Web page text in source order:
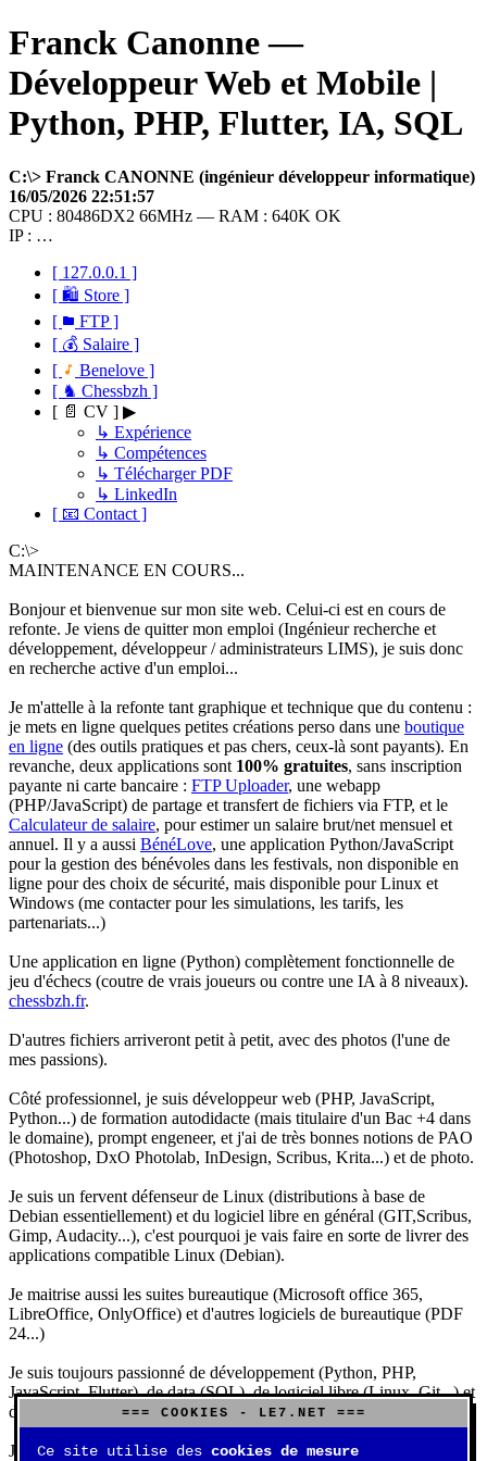
Franck Canonne —
Développeur Web et Mobile |
Python, PHP, Flutter, IA, SQL
C:\> Franck CANONNE (ingénieur développeur informatique)
16/05/2026 22:51:57
CPU : 80486DX2 66MHz — RAM : 640K OK
IP : …
[ 127.0.0.1 ]
[ 🛍 Store ]
[
FTP ]
[ 💰 Salaire ]
[
Benelove ]
[ ♞ Chessbzh ]
[ 📄 CV ] ▶
↳ Expérience
↳ Compétences
↳ Télécharger PDF
↳ LinkedIn
[ 📧 Contact ]
C:\>
MAINTENANCE EN COURS...
Bonjour et bienvenue sur mon site web. Celui-ci est en cours de
refonte. Je viens de quitter mon emploi (Ingénieur recherche et
développement, développeur / administrateurs LIMS), je suis donc
en recherche active d'un emploi...
Je m'attelle à la refonte tant graphique et technique que du contenu :
je mets en ligne quelques petites créations perso dans une boutique
en ligne (des outils pratiques et pas chers, ceux-là sont payants). En
revanche, deux applications sont 100% gratuites, sans inscription
payante ni carte bancaire : FTP Uploader, une webapp
(PHP/JavaScript) de partage et transfert de fichiers via FTP, et le
Calculateur de salaire, pour estimer un salaire brut/net mensuel et
annuel. Il y a aussi BénéLove, une application Python/JavaScript
pour la gestion des bénévoles dans les festivals, non disponible en
ligne pour des choix de sécurité, mais disponible pour Linux et
Windows (me contacter pour les simulations, les tarifs, les
partenariats...)
Une application en ligne (Python) complètement fonctionnelle de
jeu d'échecs (coutre de vrais joueurs ou contre une IA à 8 niveaux).
chessbzh.fr.
D'autres fichiers arriveront petit à petit, avec des photos (l'une de
mes passions).
Côté professionnel, je suis développeur web (PHP, JavaScript,
Python...) de formation autodidacte (mais titulaire d'un Bac +4 dans
le domaine), prompt engeneer, et j'ai de très bonnes notions de PAO
(Photoshop, DxO Photolab, InDesign, Scribus, Krita...) et de photo.
Je suis un fervent défenseur de Linux (distributions à base de
Debian essentiellement) et du logiciel libre en général (GIT,Scribus,
Gimp, Audacity...), c'est pourquoi je vais faire en sorte de livrer des
applications compatible Linux (Debian).
Je maitrise aussi les suites bureautique (Microsoft office 365,
LibreOffice, OnlyOffice) et d'autres logiciels de bureautique (PDF
24...)
Je suis toujours passionné de développement (Python, PHP,
JavaScript, Flutter), de data (SQL), de logiciel libre (Linux, Git...) et
d'IA (principalement Claude et DeepSeek).
J'aime jouer, surtout aux jeux de sociétés (Risk, Uno, Scrabble...),
=== COOKIES - LE7.NET ===
Ce site utilise des cookies de mesure